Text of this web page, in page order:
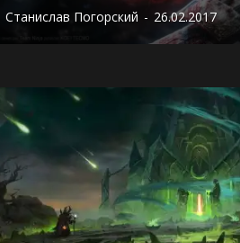
Станислав Погорский - 26.02.2017